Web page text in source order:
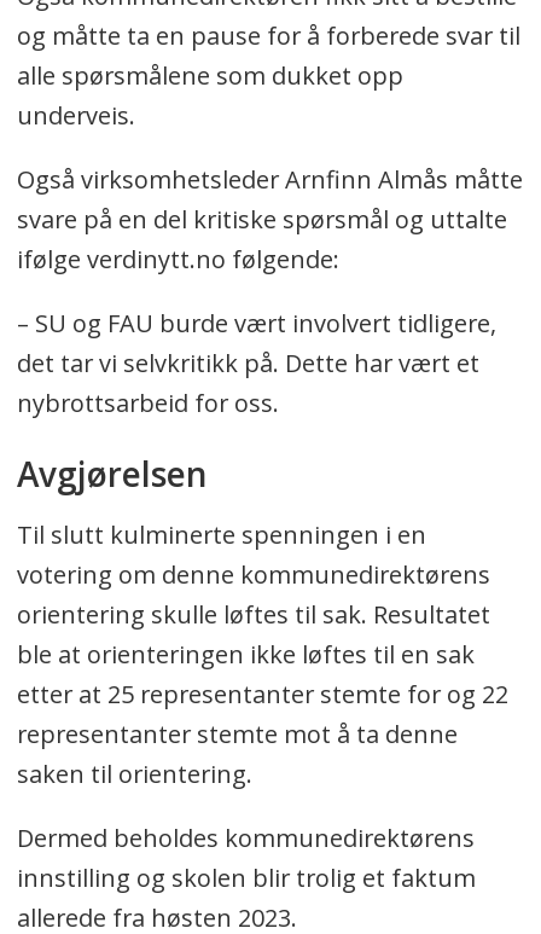
og måtte ta en pause for å forberede svar til
alle spørsmålene som dukket opp
underveis.
Også virksomhetsleder Arnfinn Almås måtte
svare på en del kritiske spørsmål og uttalte
ifølge verdinytt.no følgende:
– SU og FAU burde vært involvert tidligere,
det tar vi selvkritikk på. Dette har vært et
nybrottsarbeid for oss.
Avgjørelsen
Til slutt kulminerte spenningen i en
votering om denne kommunedirektørens
orientering skulle løftes til sak. Resultatet
ble at orienteringen ikke løftes til en sak
etter at 25 representanter stemte for og 22
representanter stemte mot å ta denne
saken til orientering.
Dermed beholdes kommunedirektørens
innstilling og skolen blir trolig et faktum
allerede fra høsten 2023.